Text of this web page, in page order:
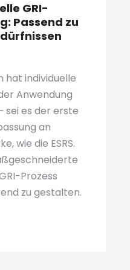
GRI-
Passend zu
hat individuelle
Anwendung
sei es der erste
an
wie die ESRS.
Prozess
zu gestalten.